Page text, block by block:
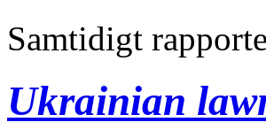
Samtidigt
Ukrainian